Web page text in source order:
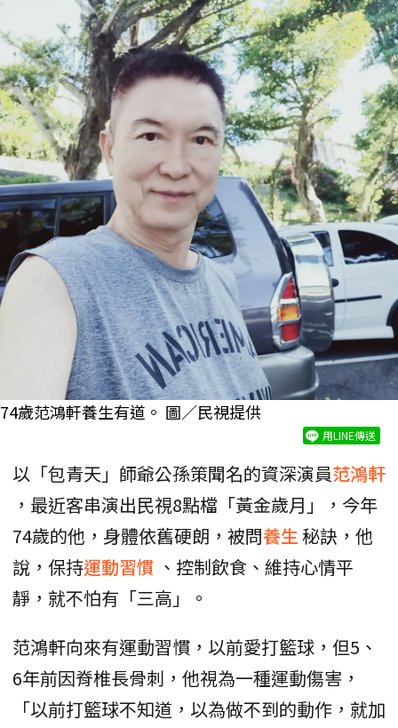
74歲范鴻軒養生有道。 圖／民視提供
用LINE傳送
以「包青天」師爺公孫策聞名的資深演員范鴻軒
，最近客串演出民視8點檔「黃金歲月」，今年
74歲的他，身體依舊硬朗，被問養生秘訣，他
說，保持運動習慣 、控制飲食、維持心情平
靜，就不怕有「三高」。
范鴻軒向來有運動習慣，以前愛打籃球，但5、
6年前因脊椎長骨刺，他視為一種運動傷害，
「以前打籃球不知道，以為做不到的動作，就加